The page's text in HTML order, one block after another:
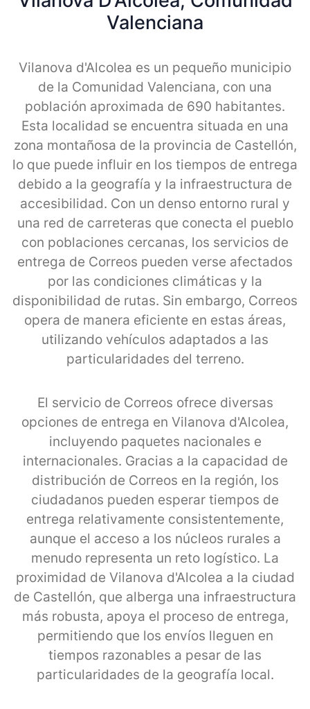
Valenciana
Vilanova d'Alcolea es un pequeño municipio
de la Comunidad Valenciana, con una
población aproximada de 690 habitantes.
Esta localidad se encuentra situada en una
zona montañosa de la provincia de Castellón,
lo que puede influir en los tiempos de entrega
debido a la geografía y la infraestructura de
accesibilidad. Con un denso entorno rural y
una red de carreteras que conecta el pueblo
con poblaciones cercanas, los servicios de
entrega de Correos pueden verse afectados
por las condiciones climáticas y la
disponibilidad de rutas. Sin embargo, Correos
opera de manera eficiente en estas áreas,
utilizando vehículos adaptados a las
particularidades del terreno.
El servicio de Correos ofrece diversas
opciones de entrega en Vilanova d'Alcolea,
incluyendo paquetes nacionales e
internacionales. Gracias a la capacidad de
distribución de Correos en la región, los
ciudadanos pueden esperar tiempos de
entrega relativamente consistentemente,
aunque el acceso a los núcleos rurales a
menudo representa un reto logístico. La
proximidad de Vilanova d'Alcolea a la ciudad
de Castellón, que alberga una infraestructura
más robusta, apoya el proceso de entrega,
permitiendo que los envíos lleguen en
tiempos razonables a pesar de las
particularidades de la geografía local.